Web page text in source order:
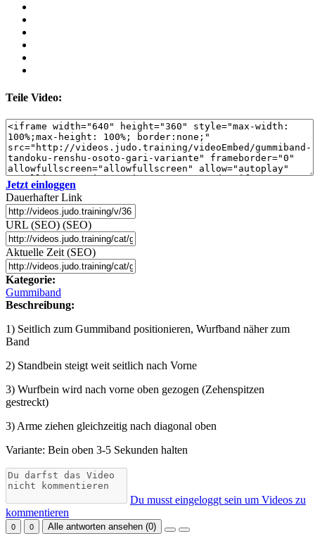
Teile Video:
Jetzt einloggen
Dauerhafter Link
URL (SEO) (SEO)
Aktuelle Zeit (SEO)
Kategorie:
Gummiband
Beschreibung:
1) Seitlich zum Gummiband positionieren, Wurfband näher zum
Band
2) Standbein steigt weit seitlich nach Vorne
3) Wurfbein wird nach vorne oben gezogen (Zehenspitzen
gestreckt)
3) Arme ziehen gleichzeitig nach diagonal oben
Variante: Bein oben 3-5 Sekunden halten
Du musst eingeloggt sein um Videos zu
kommentieren
0 0 Alle antworten ansehen (0)